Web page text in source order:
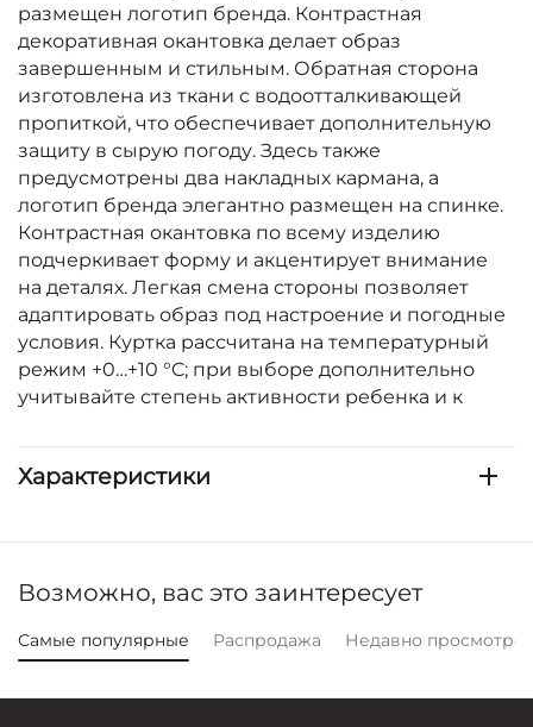
размещен логотип бренда. Контрастная
декоративная окантовка делает образ
завершенным и стильным. Обратная сторона
изготовлена из ткани с водоотталкивающей
пропиткой, что обеспечивает дополнительную
защиту в сырую погоду. Здесь также
предусмотрены два накладных кармана, а
логотип бренда элегантно размещен на спинке.
Контрастная окантовка по всему изделию
подчеркивает форму и акцентирует внимание
на деталях. Легкая смена стороны позволяет
адаптировать образ под настроение и погодные
условия. Куртка рассчитана на температурный
режим +0…+10 °C; при выборе дополнительно
учитывайте степень активности ребенка и к
Характеристики
Возможно, вас это заинтересует
Самые популярные Распродажа Недавно